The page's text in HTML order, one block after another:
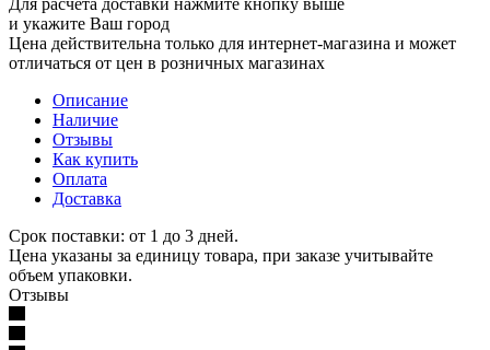
и укажите Ваш город
Цена действительна только для интернет-магазина и может
отличаться от цен в розничных магазинах
Описание
Наличие
Отзывы
Как купить
Оплата
Доставка
Срок поставки: от 1 до 3 дней.
Цена указаны за единицу товара, при заказе учитывайте
объем упаковки.
Отзывы